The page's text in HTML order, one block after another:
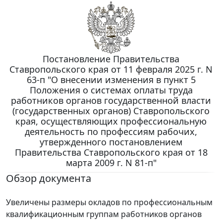
Постановление Правительства
Ставропольского края от 11 февраля 2025 г. N
63-п "О внесении изменения в пункт 5
Положения о системах оплаты труда
работников органов государственной власти
(государственных органов) Ставропольского
края, осуществляющих профессиональную
деятельность по профессиям рабочих,
утвержденного постановлением
Правительства Ставропольского края от 18
марта 2009 г. N 81-п"
Обзор документа
Увеличены размеры окладов по профессиональным
квалификационным группам работников органов